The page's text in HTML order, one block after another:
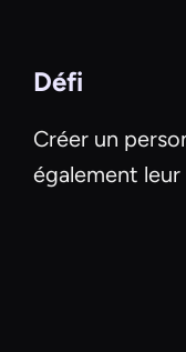
Défi
Créer un
également